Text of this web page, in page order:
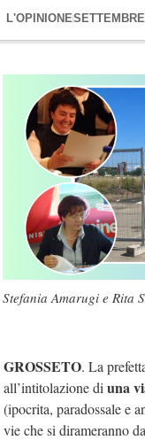
L'OPINIONE
Stefania Amarugi e Rita
GROSSETO. La
all’intitolazione di una
(ipocrita, paradossale e
vie che si dirameranno